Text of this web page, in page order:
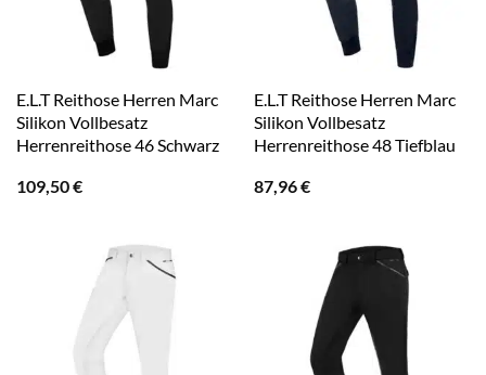
E.L.T Reithose Herren Marc
Silikon Vollbesatz
Herrenreithose 46 Schwarz
109,50€
E.L.T Reithose Herren Marc
Silikon Vollbesatz
Herrenreithose 48 Tiefblau
87,96€